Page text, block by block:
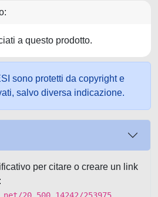
a questo prodotto.
sono protetti da copyright e
salvo diversa indicazione.
per citare o creare un link